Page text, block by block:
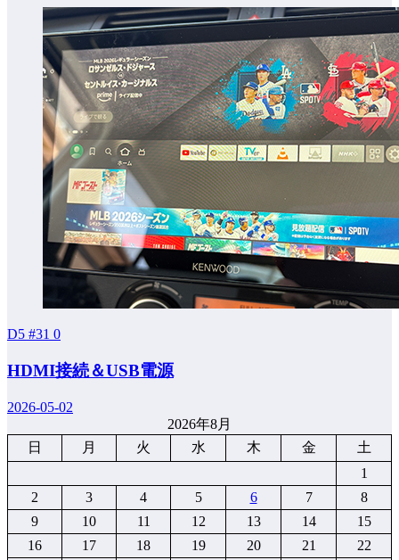
D5 #31 0
HDMI接続＆USB電源
2026-05-02
2026年8月
日
月 火 水 木 金
土
1
2
3 4 5 6 7
8
9
10 11 12 13 14
15
16
17 18 19 20 21
22